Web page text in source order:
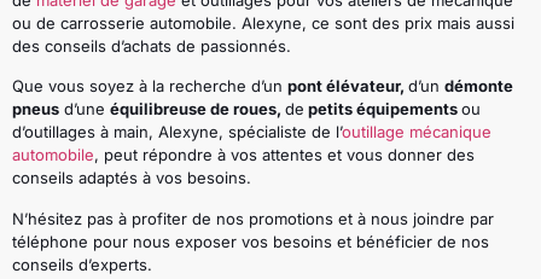
ou de carrosserie automobile. Alexyne, ce sont des prix mais aussi
des conseils d’achats de passionnés.
Que vous soyez à la recherche d’un pont élévateur, d’un démonte
pneus d’une équilibreuse de roues, de petits équipementsou
d’outillages à main, Alexyne, spécialiste de l’outillage mécanique
automobile, peut répondre à vos attentes et vous donner des
conseils adaptés à vos besoins.
N’hésitez pas à profiter de nos promotions et à nous joindre par
téléphone pour nous exposer vos besoins et bénéficier de nos
conseils d’experts.